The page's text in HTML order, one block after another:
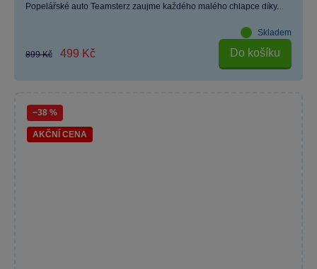
Popelářské auto Teamsterz zaujme každého malého chlapce díky...
Skladem
899 Kč 499 Kč Do košíku
−38 %
AKČNÍ CENA